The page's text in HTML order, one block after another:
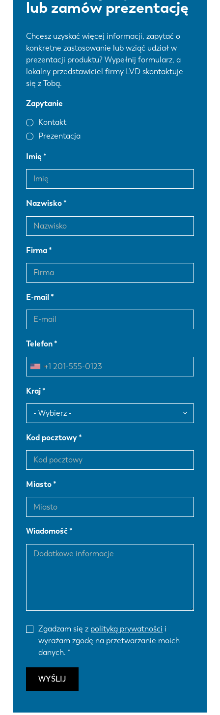
lub zamów prezentację
Chcesz uzyskać więcej informacji, zapytać o
konkretne zastosowanie lub wziąć udział w
prezentacji produktu? Wypełnij formularz, a
lokalny przedstawiciel firmy LVD skontaktuje
się z Tobą.
Zapytanie
Kontakt
Prezentacja
Imię
Nazwisko
Firma
E-mail
Telefon
Kraj
Kod pocztowy
Miasto
Wiadomość
Zgadzam się z polityką prywatności i
wyrażam zgodę na przetwarzanie moich
danych.
WYŚLIJ